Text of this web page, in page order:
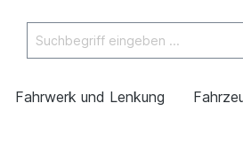
Fahrwerk und Lenkung